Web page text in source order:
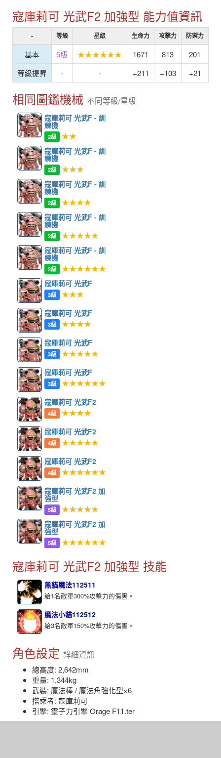
寇庫莉可 光武F2 加強型 能力值資訊
- 等級 星級 生命力 攻擊力 防禦力
基本 5級 ★★★★★★ 1671 813
201
等級提昇
- - +211 +103 +21
相同圖鑑機械 不同等級/星級
寇庫莉可 光武F - 訓
練機
2級 ★★
寇庫莉可 光武F - 訓
練機
2級 ★★★
寇庫莉可 光武F - 訓
練機
2級 ★★★★
寇庫莉可 光武F - 訓
練機
2級 ★★★★★
寇庫莉可 光武F - 訓
練機
2級 ★★★★★★
寇庫莉可 光武F
3級 ★★★
寇庫莉可 光武F
3級 ★★★★
寇庫莉可 光武F
3級 ★★★★★
寇庫莉可 光武F
3級 ★★★★★★
寇庫莉可 光武F2
4級 ★★★★
寇庫莉可 光武F2
4級 ★★★★★
寇庫莉可 光武F2
4級 ★★★★★★
寇庫莉可 光武F2 加
強型
5級 ★★★★★
寇庫莉可 光武F2 加
強型
5級 ★★★★★★
寇庫莉可 光武F2 加強型 技能
黑貓魔法112511
給1名敵軍300%攻擊力的傷害。
魔法小貓112512
給3名敵軍150%攻擊力的傷害。
角色設定 詳細資訊
總高度: 2,642mm
重量: 1,344kg
武裝: 魔法棒 / 魔法角強化型×6
搭乘者: 寇庫莉可
引擎: 靈子力引擎 Orage F11.ter